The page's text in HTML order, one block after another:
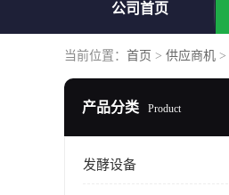
公司首页
当前位置： 首页 > 供应商机 >
产品分类 Product
发酵设备